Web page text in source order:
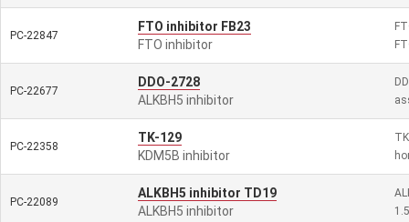
PC-22847
FTO inhibitor FB23
FTO inhibitor
PC-22677
DDO-2728
ALKBH5 inhibitor
PC-22358
TK-129
KDM5B inhibitor
PC-22089
ALKBH5 inhibitor TD19
ALKBH5 inhibitor